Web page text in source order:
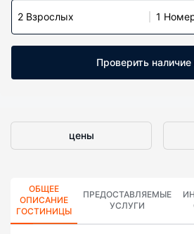
2 Взрослых 1
Проверить
цены
ОБЩЕЕ
ОПИСАНИЕ
ГОСТИНИЦЫ
ПРЕДОСТАВЛЯЕМЫЕ
УСЛУГИ